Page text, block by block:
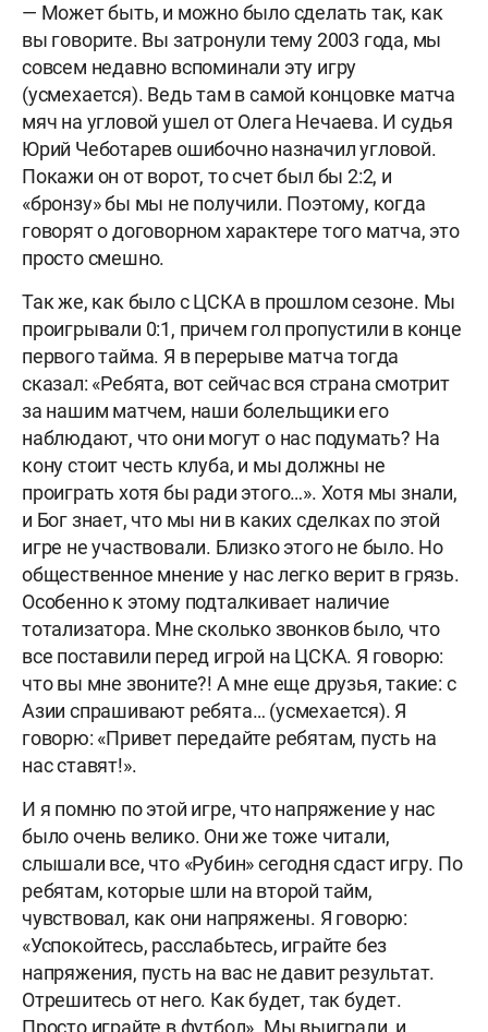
— Может быть, и можно было сделать так, как
вы говорите. Вы затронули тему 2003 года, мы
совсем недавно вспоминали эту игру
(усмехается). Ведь там в самой концовке матча
мяч на угловой ушел от Олега Нечаева. И судья
Юрий Чеботарев ошибочно назначил угловой.
Покажи он от ворот, то счет был бы 2:2, и
«бронзу» бы мы не получили. Поэтому, когда
говорят о договорном характере того матча, это
просто смешно.
Так же, как было с ЦСКА в прошлом сезоне. Мы
проигрывали 0:1, причем гол пропустили в конце
первого тайма. Я в перерыве матча тогда
сказал: «Ребята, вот сейчас вся страна смотрит
за нашим матчем, наши болельщики его
наблюдают, что они могут о нас подумать? На
кону стоит честь клуба, и мы должны не
проиграть хотя бы ради этого…». Хотя мы знали,
и Бог знает, что мы ни в каких сделках по этой
игре не участвовали. Близко этого не было. Но
общественное мнение у нас легко верит в грязь.
Особенно к этому подталкивает наличие
тотализатора. Мне сколько звонков было, что
все поставили перед игрой на ЦСКА. Я говорю:
что вы мне звоните?! А мне еще друзья, такие: с
Азии спрашивают ребята… (усмехается). Я
говорю: «Привет передайте ребятам, пусть на
нас ставят!».
И я помню по этой игре, что напряжение у нас
было очень велико. Они же тоже читали,
слышали все, что «Рубин» сегодня сдаст игру. По
ребятам, которые шли на второй тайм,
чувствовал, как они напряжены. Я говорю:
«Успокойтесь, расслабьтесь, играйте без
напряжения, пусть на вас не давит результат.
Отрешитесь от него. Как будет, так будет.
Просто играйте в футбол». Мы выиграли, и,